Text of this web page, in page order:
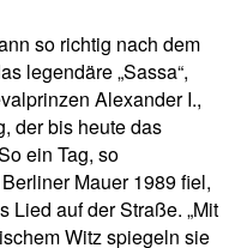
so richtig nach dem
legendäre „Sassa“,
Alexander I.,
der bis heute das
ein Tag, so
Mauer 1989 fiel,
Lied auf der Straße. „Mit
Witz spiegeln sie